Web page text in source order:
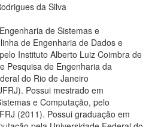
da Silva
de Sistemas e
de Engenharia de Dados e
Instituto Alberto Luiz Coimbra de
Pesquisa de Engenharia da
do Rio de Janeiro
Possui mestrado em
e Computação, pelo
(2011). Possui graduação em